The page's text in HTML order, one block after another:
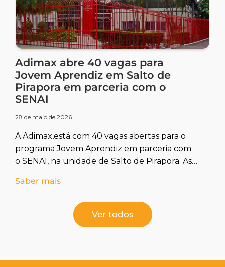
Adimax abre 40 vagas para
Jovem Aprendiz em Salto de
Pirapora em parceria com o
SENAI
28 de maio de 2026
A Adimax,está com 40 vagas abertas para o
programa Jovem Aprendiz em parceria com
o SENAI, na unidade de Salto de Pirapora. As
pessoas com deficiência ou reabilitados.
Saber mais
Ver todos